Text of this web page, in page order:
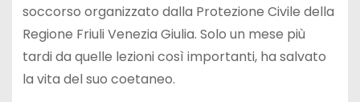
soccorso organizzato dalla Protezione Civile della
Regione Friuli Venezia Giulia. Solo un mese più
tardi da quelle lezioni così importanti, ha salvato
la vita del suo coetaneo.